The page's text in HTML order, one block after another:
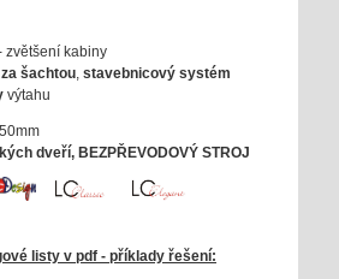
zvětšení kabiny
šachtou stavebnicový systém
výtahu
dveří, BEZPŘEVODOVÝ STROJ
listy v pdf - příklady řešení: